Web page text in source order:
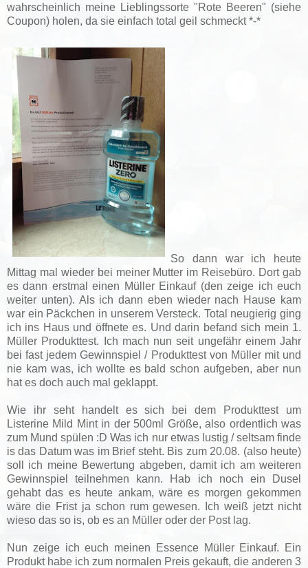
wahrscheinlich meine Lieblingssorte "Rote Beeren" (siehe
Coupon) holen, da sie einfach total geil schmeckt *-*
So dann war ich heute
Mittag mal wieder bei meiner Mutter im Reisebüro. Dort gab
es dann erstmal einen Müller Einkauf (den zeige ich euch
weiter unten). Als ich dann eben wieder nach Hause kam
war ein Päckchen in unserem Versteck. Total neugierig ging
ich ins Haus und öffnete es. Und darin befand sich mein 1.
Müller Produkttest. Ich mach nun seit ungefähr einem Jahr
bei fast jedem Gewinnspiel / Produkttest von Müller mit und
nie kam was, ich wollte es bald schon aufgeben, aber nun
hat es doch auch mal geklappt.
Wie ihr seht handelt es sich bei dem Produkttest um
Listerine Mild Mint in der 500ml Größe, also ordentlich was
zum Mund spülen :D Was ich nur etwas lustig / seltsam finde
is das Datum was im Brief steht. Bis zum 20.08. (also heute)
soll ich meine Bewertung abgeben, damit ich am weiteren
Gewinnspiel teilnehmen kann. Hab ich noch ein Dusel
gehabt das es heute ankam, wäre es morgen gekommen
wäre die Frist ja schon rum gewesen. Ich weiß jetzt nicht
wieso das so is, ob es an Müller oder der Post lag.
Nun zeige ich euch meinen Essence Müller Einkauf. Ein
Produkt habe ich zum normalen Preis gekauft, die anderen 3